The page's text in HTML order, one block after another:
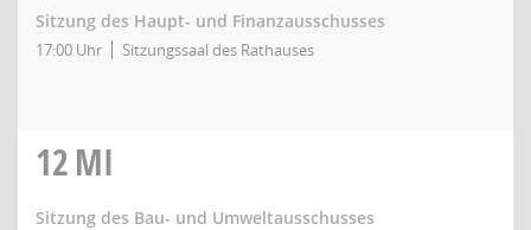
Sitzung des Haupt- und Finanzausschusses
17:00 Uhr Sitzungssaal des Rathauses
12MI
Sitzung des Bau- und Umweltausschusses